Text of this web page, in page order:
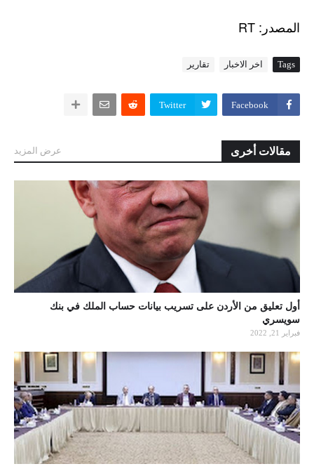
المصدر : RT
Tags اخر الاخبار تقارير
Facebook
Twitter
مقالات أخرى عرض المزيد
أول تعليق من الأردن على تسريب بيانات حساب الملك في بنك
سويسري
فبراير 21, 2022